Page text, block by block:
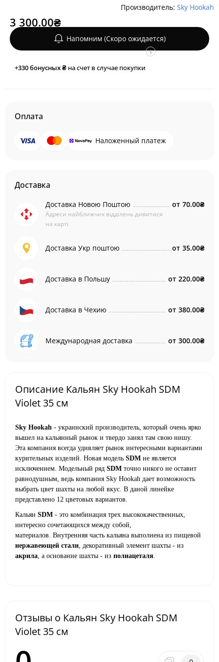
Производитель: Sky Hookah
3 300.00₴
Напомним (Скоро ожидается)
+330бонусных ₴ на счет в случае покупки
i
Оплата
Наложенный платеж
Доставка
Доставка Новою Поштою
Адреси найближчих відділень дивитися
на карті
от 70.00₴
Доставка Укр поштою от 35.00₴
Доставка в Польшу от 220.00₴
Доставка в Чехию от 380.00₴
Международная доставка от 300.00₴
Описание Кальян Sky Hookah SDM
Violet 35 см
Sky Hookah - украинский производитель, который очень ярко
вышел на кальянный рынок и твердо занял там свою нишу.
Эта компания всегда удивляет рынок интересными вариантами
курительных изделий. Новая модель SDM не является
исключением. Модельный ряд SDM точно никого не оставит
равнодушным, ведь компания Sky Hookah дает возможность
выбрать цвет шахты на любой вкус. В даной линейке
представлено 12 цветовых вариантов.
Кальян SDM - это комбинация трех высококачественных,
интересно сочетающихся между собой,
материалов. Внутренняя часть кальяна выполнена из пищевой
нержавеющей стали, декоративный элемент шахты - из
акрила, а основание шахты - из полиацеталя.
Отзывы о Кальян Sky Hookah SDM
Violet 35 см